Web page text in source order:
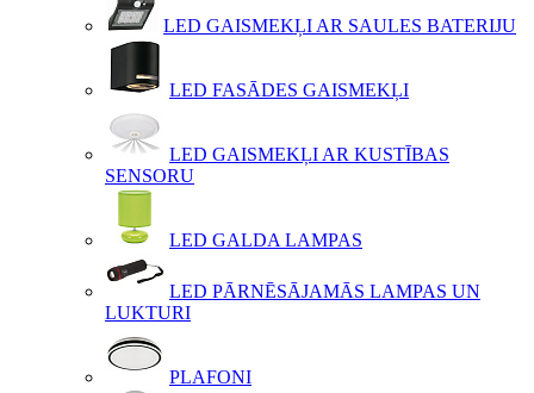
LED GAISMEKĻI AR SAULES BATERIJU
LED FASĀDES GAISMEKĻI
LED GAISMEKĻI AR KUSTĪBAS
SENSORU
LED GALDA LAMPAS
LED PĀRNĒSĀJAMĀS LAMPAS UN
LUKTURI
PLAFONI